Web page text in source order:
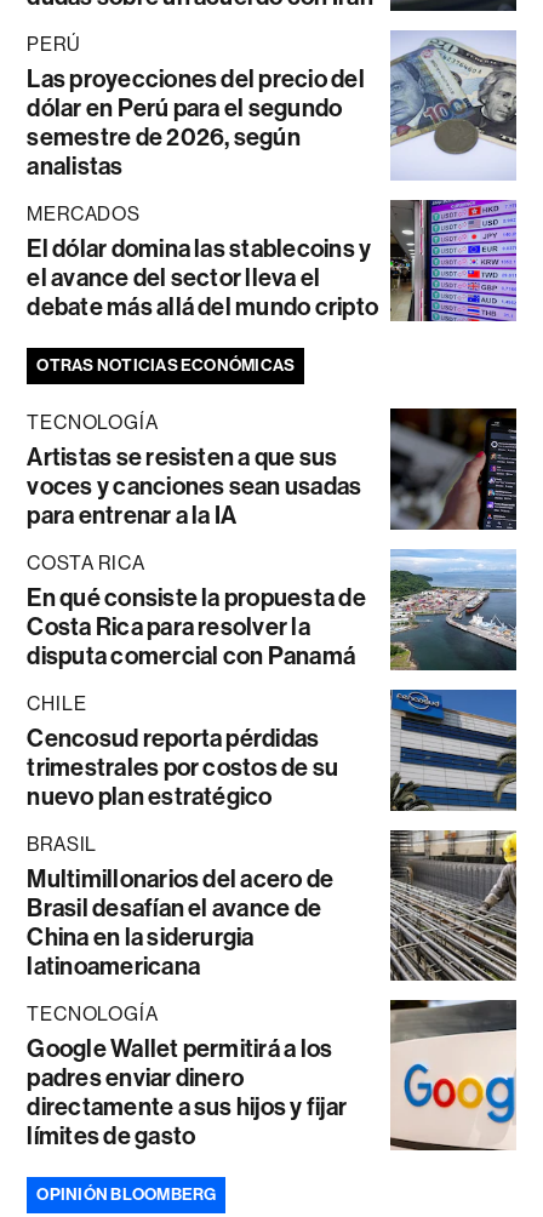
PERÚ
Las proyecciones del precio del
dólar en Perú para el segundo
semestre de 2026, según
analistas
MERCADOS
El dólar domina las stablecoins y
el avance del sector lleva el
debate más allá del mundo cripto
OTRAS NOTICIAS ECONÓMICAS
TECNOLOGÍA
Artistas se resisten a que sus
voces y canciones sean usadas
para entrenar a la IA
COSTA RICA
En qué consiste la propuesta de
Costa Rica para resolver la
disputa comercial con Panamá
CHILE
Cencosud reporta pérdidas
trimestrales por costos de su
nuevo plan estratégico
BRASIL
Multimillonarios del acero de
Brasil desafían el avance de
China en la siderurgia
latinoamericana
TECNOLOGÍA
Google Wallet permitirá a los
padres enviar dinero
directamente a sus hijos y fijar
límites de gasto
OPINIÓN BLOOMBERG